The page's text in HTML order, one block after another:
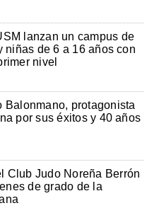
lanzan un campus de
niñas de 6 a 16 años con
nivel
Balonmano, protagonista
por sus éxitos y 40 años
Club Judo Noreña Berrón
de grado de la